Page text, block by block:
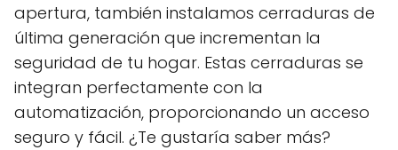
apertura, también instalamos cerraduras de
última generación que incrementan la
seguridad de tu hogar. Estas cerraduras se
integran perfectamente con la
automatización, proporcionando un acceso
seguro y fácil. ¿Te gustaría saber más?